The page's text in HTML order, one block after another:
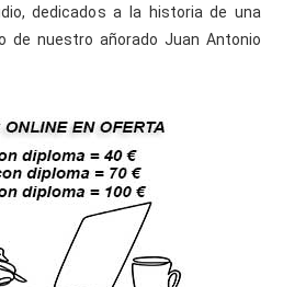
dedicados a la historia de una
de nuestro añorado Juan Antonio